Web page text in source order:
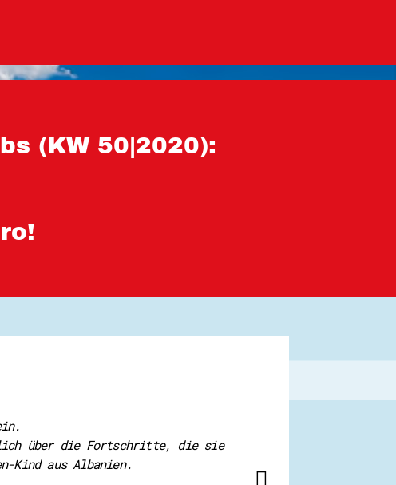
(KW 50|2020):
über die Fortschritte, die sie
Kind aus Albanien.